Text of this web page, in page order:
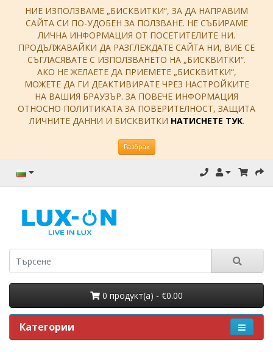
НИЕ ИЗПОЛЗВАМЕ „БИСКВИТКИ“, ЗА ДА НАПРАВИМ
САЙТА СИ ПО-УДОБЕН ЗА ПОЛЗВАНЕ. НЕ СЪБИРАМЕ
ЛИЧНА ИНФОРМАЦИЯ ОТ ПОСЕТИТЕЛИТЕ НИ.
ПРОДЪЛЖАВАЙКИ ДА РАЗГЛЕЖДАТЕ САЙТА НИ, ВИЕ СЕ
СЪГЛАСЯВАТЕ С ИЗПОЛЗВАНЕТО НА „БИСКВИТКИ“.
АКО НЕ ЖЕЛАЕТЕ ДА ПРИЕМЕТЕ „БИСКВИТКИ“,
МОЖЕТЕ ДА ГИ ДЕАКТИВИРАТЕ ЧРЕЗ НАСТРОЙКИТЕ
НА ВАШИЯ БРАУЗЪР. ЗА ПОВЕЧЕ ИНФОРМАЦИЯ
ОТНОСНО ПОЛИТИКАТА ЗА ПОВЕРИТЕЛНОСТ, ЗАЩИТА
ЛИЧНИТЕ ДАННИ И БИСКВИТКИ НАТИСНЕТЕ ТУК.
Разбрах
0 продукт(a) - €0.00
Категории